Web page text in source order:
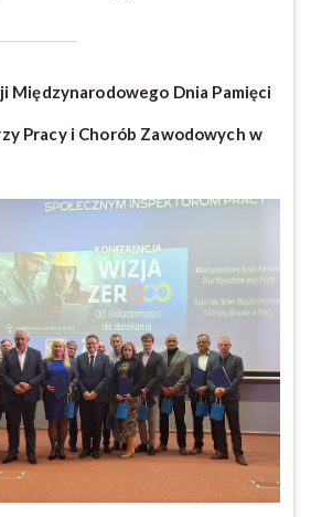
Międzynarodowego Dnia Pamięci
Pracy i Chorób Zawodowych w